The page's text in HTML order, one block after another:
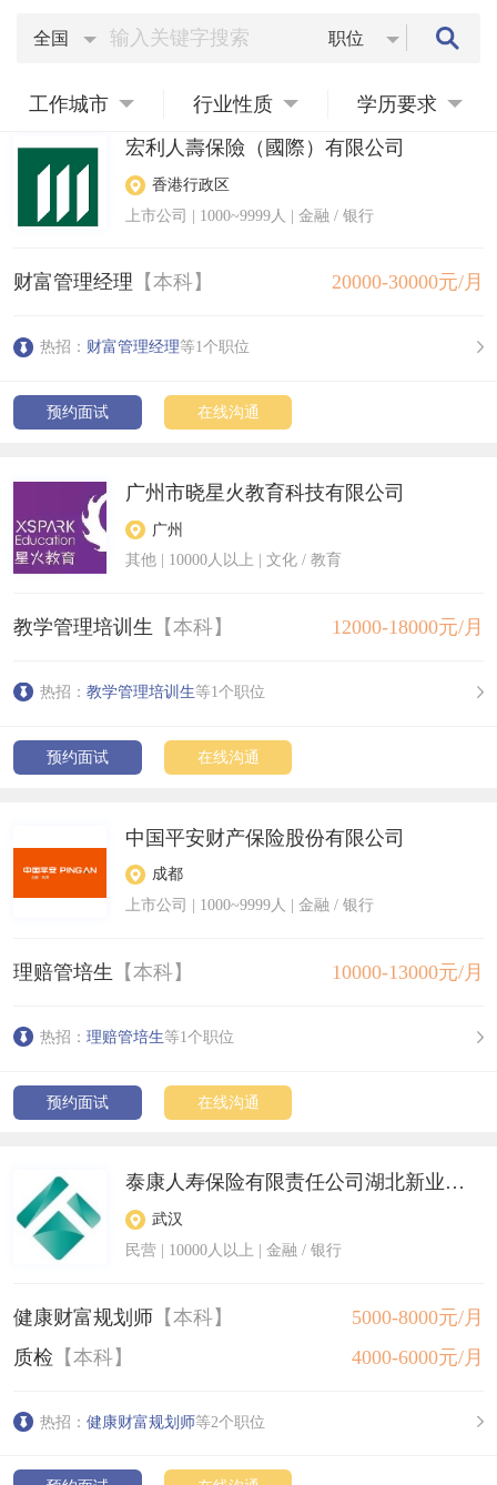
全国 职位
工作城市 行业性质
学历要求
宏利人壽保險（國際）有限公司
香港行政区
上市公司 | 1000~9999人 | 金融 / 银行
财富管理经理 【本科】 20000-30000元/月
热招： 财富管理经理等1个职位
预约面试 在线沟通
广州市晓星火教育科技有限公司
广州
其他 | 10000人以上 | 文化 / 教育
教学管理培训生 【本科】 12000-18000元/月
热招： 教学管理培训生等1个职位
预约面试 在线沟通
中国平安财产保险股份有限公司
成都
上市公司 | 1000~9999人 | 金融 / 银行
理赔管培生 【本科】 10000-13000元/月
热招： 理赔管培生等1个职位
预约面试 在线沟通
泰康人寿保险有限责任公司湖北新业务中心
武汉
民营 | 10000人以上 | 金融 / 银行
健康财富规划师【本科】
5000-8000元/月
质检 【本科】 4000-6000元/月
热招： 健康财富规划师等2个职位